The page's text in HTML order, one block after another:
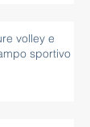
volley e
sportivo